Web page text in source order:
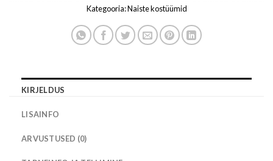
Kategooria:Naiste kostüümid
KIRJELDUS
LISAINFO
ARVUSTUSED (0)